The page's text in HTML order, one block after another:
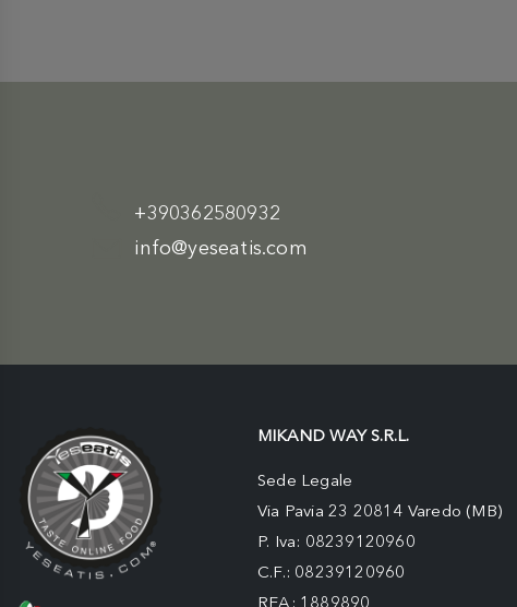
+390362580932
info@yeseatis.com
MIKAND WAY S.R.L.
Sede Legale
Via Pavia 23 20814 Varedo (MB)
P. Iva: 08239120960
C.F.: 08239120960
REA: 1889890